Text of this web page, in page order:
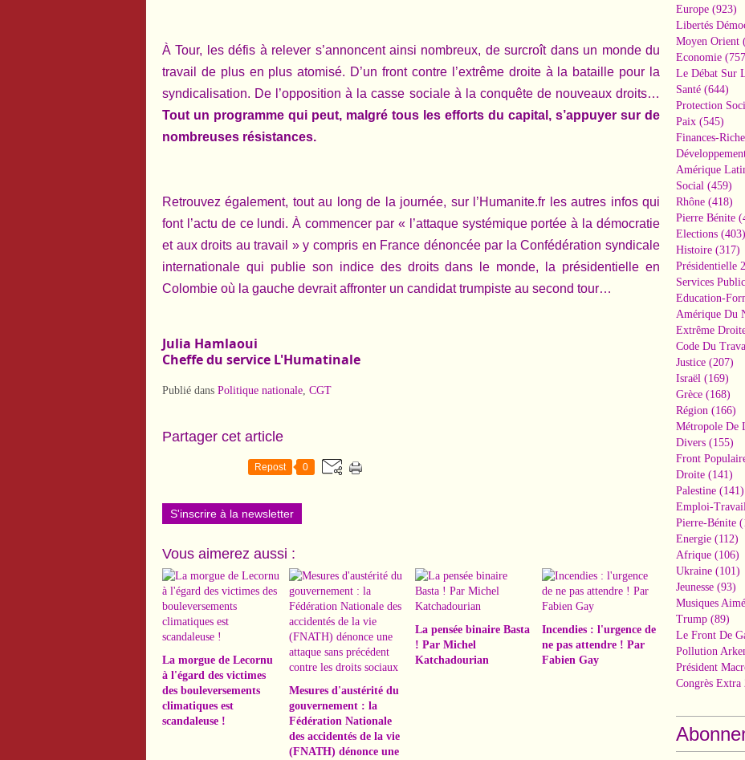
À Tour, les défis à relever s’annoncent ainsi nombreux, de surcroît dans un monde du
travail de plus en plus atomisé. D’un front contre l’extrême droite à la bataille pour la
syndicalisation. De l’opposition à la casse sociale à la conquête de nouveaux droits…
Tout un programme qui peut, malgré tous les efforts du capital, s’appuyer sur de
nombreuses résistances.
Retrouvez également, tout au long de la journée, sur l’Humanite.fr les autres infos qui
font l’actu de ce lundi. À commencer par « l’attaque systémique portée à la démocratie
et aux droits au travail » y compris en France dénoncée par la Confédération syndicale
internationale qui publie son indice des droits dans le monde, la présidentielle en
Colombie où la gauche devrait affronter un candidat trumpiste au second tour…
Julia Hamlaoui
Cheffe du service L'Humatinale
Publié dans Politique nationale, CGT
Partager cet article
Repost 0
S'inscrire à la newsletter
Vous aimerez aussi :
La morgue de Lecornu
à l'égard des victimes
des bouleversements
climatiques est
scandaleuse !
Mesures d'austérité du
gouvernement : la
Fédération Nationale
des accidentés de la vie
(FNATH) dénonce une
La pensée binaire Basta
! Par Michel
Katchadourian
Incendies : l'urgence de
ne pas attendre ! Par
Fabien Gay
Europe (923)
Libertés
Moyen Orient
Economie
Le Débat Sur
Santé (644)
Protection
Paix (545)
Finances-
Amérique
Social (459)
Rhône (418)
Pierre Bénite
Elections (403)
Histoire (317)
Présidentielle
Services
Education-
Amérique Du
Extrême
Code Du
Justice (207)
Israël (169)
Grèce (168)
Région (166)
Métropole De
Divers (155)
Front
Droite (141)
Palestine (141)
Emploi-
Pierre-Bénite
Energie (112)
Afrique (106)
Ukraine (101)
Jeunesse (93)
Musiques
Trump (89)
Le Front De
Pollution
Président
Congrès Extra